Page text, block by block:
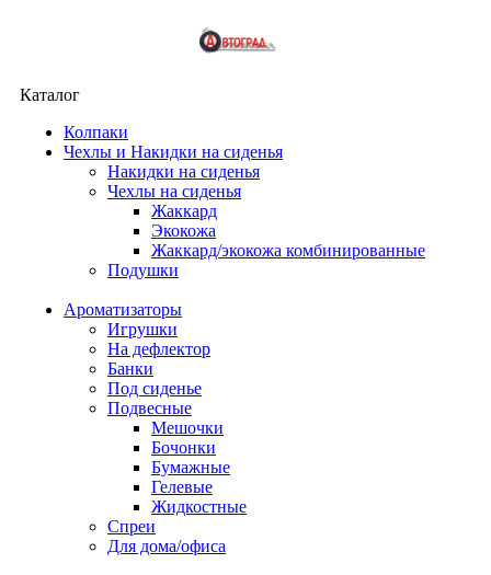
Каталог
Колпаки
Чехлы и Накидки на сиденья
Накидки на сиденья
Чехлы на сиденья
Жаккард
Экокожа
Жаккард/экокожа комбинированные
Подушки
Ароматизаторы
Игрушки
На дефлектор
Банки
Под сиденье
Подвесные
Мешочки
Бочонки
Бумажные
Гелевые
Жидкостные
Спреи
Для дома/офиса